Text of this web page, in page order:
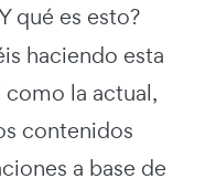
qué es esto?
haciendo esta
como la actual,
contenidos
a base de